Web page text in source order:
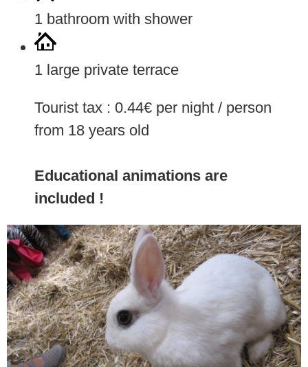
1 bathroom with shower
1 large private terrace
Tourist tax : 0.44€ per night / person
from 18 years old
Educational animations are
included !